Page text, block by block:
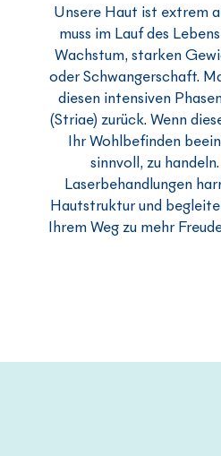
Unsere Haut ist extrem
muss im Lauf des
Wachstum, starken
oder Schwangerschaft.
diesen intensiven
(Striae) zurück. Wenn
Ihr Wohlbefinden
sinnvoll, zu
Laserbehandlungen
Hautstruktur und
Ihrem Weg zu mehr